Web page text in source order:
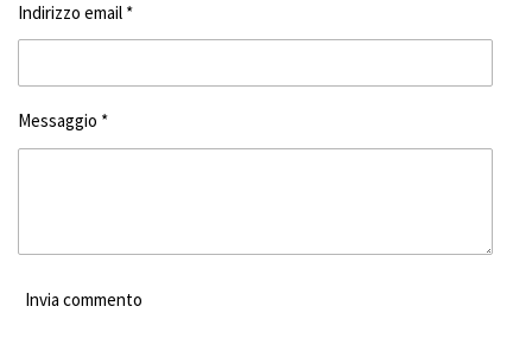
Indirizzo email *
Messaggio *
Invia commento